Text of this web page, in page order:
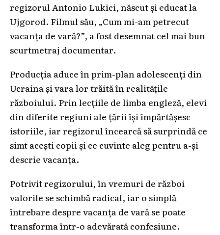
regizorul Antonio Lukici, născut și educat la
Ujgorod. Filmul său, „Cum mi-am petrecut
vacanța de vară?”, a fost desemnat cel mai bun
scurtmetraj documentar.
Producția aduce în prim-plan adolescenți din
Ucraina și vara lor trăită în realitățile
războiului. Prin lecțiile de limba engleză, elevi
din diferite regiuni ale țării își împărtășesc
istoriile, iar regizorul încearcă să surprindă ce
simt acești copii și ce cuvinte aleg pentru a-și
descrie vacanța.
Potrivit regizorului, în vremuri de război
valorile se schimbă radical, iar o simplă
întrebare despre vacanța de vară se poate
transforma într-o adevărată confesiune.